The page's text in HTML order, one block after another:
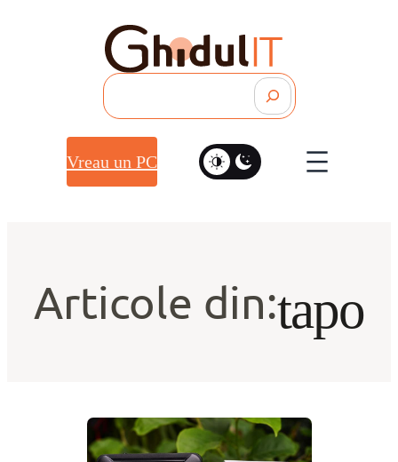
Vreau un PC
Articole din:tapo